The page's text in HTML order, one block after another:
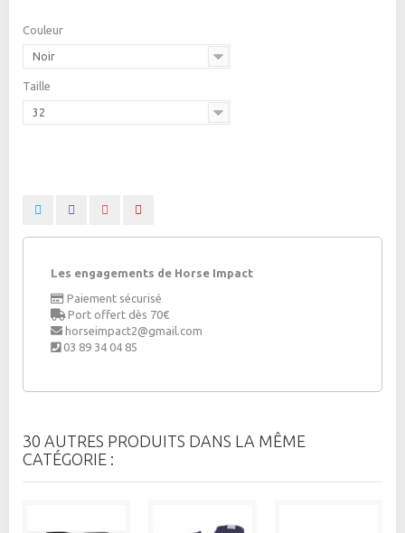
Couleur
Noir
Taille
32
Les engagements de Horse Impact
Paiement sécurisé
Port offert dès 70€
horseimpact2@gmail.com
03 89 34 04 85
30 AUTRES PRODUITS DANS LA MÊME
CATÉGORIE :